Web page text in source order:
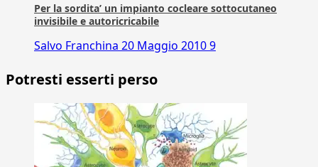
Per la sordita’ un impianto cocleare sottocutaneo
invisibile e autoricricabile
Salvo Franchina 20 Maggio 20109
Potresti esserti perso